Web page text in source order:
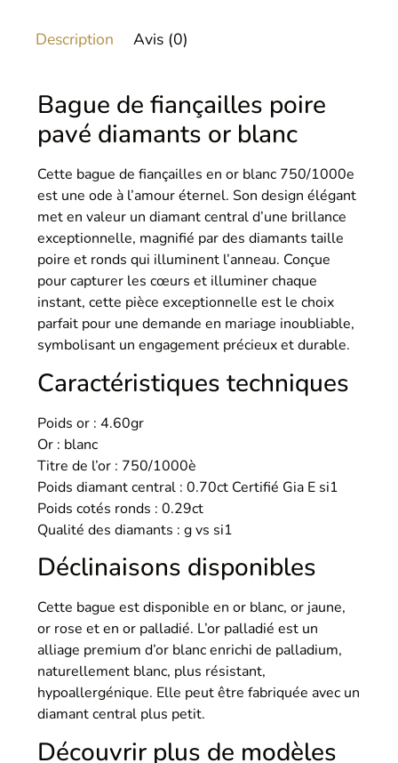
Description Avis (0)
Bague de fiançailles poire
pavé diamants or blanc
Cette bague de fiançailles en or blanc 750/1000e
est une ode à l’amour éternel. Son design élégant
met en valeur un diamant central d’une brillance
exceptionnelle, magnifié par des diamants taille
poire et ronds qui illuminent l’anneau. Conçue
pour capturer les cœurs et illuminer chaque
instant, cette pièce exceptionnelle est le choix
parfait pour une demande en mariage inoubliable,
symbolisant un engagement précieux et durable.
Caractéristiques techniques
Poids or : 4.60gr
Or : blanc
Titre de l’or : 750/1000è
Poids diamant central : 0.70ct Certifié Gia E si1
Poids cotés ronds : 0.29ct
Qualité des diamants : g vs si1
Déclinaisons disponibles
Cette bague est disponible en or blanc, or jaune,
or rose et en or palladié. L’or palladié est un
alliage premium d’or blanc enrichi de palladium,
naturellement blanc, plus résistant,
hypoallergénique. Elle peut être fabriquée avec un
diamant central plus petit.
Découvrir plus de modèles